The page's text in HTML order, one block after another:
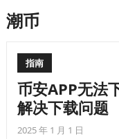
潮币
指南
币安APP无法
解决下载问题
2025 年 1 月 1 日